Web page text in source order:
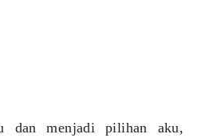
dan menjadi pilihan aku,